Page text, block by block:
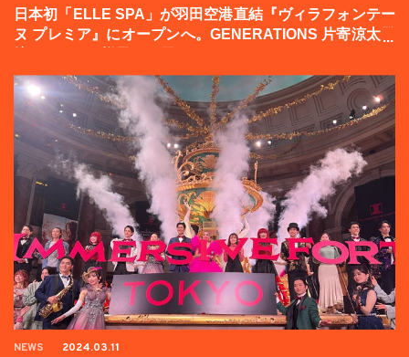
日本初「ELLE SPA」が羽田空港直結『ヴィラフォンテー
ヌ プレミア』にオープンへ。GENERATIONS 片寄涼太登
NEWS 2024.03.11